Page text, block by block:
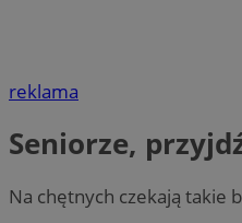
reklama
Seniorze,
Na chętnych czekają takie